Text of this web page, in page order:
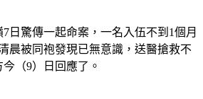
晨被同袍發現已無意識，送醫搶救不
（9）日回應了。